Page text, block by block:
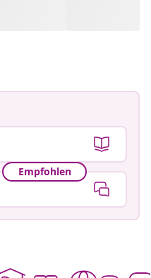
Empfohlen